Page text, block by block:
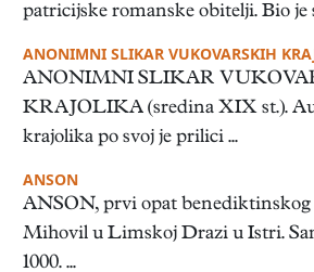
patricijske romanske obitelji. Bio je
ANONIMNI SLIKAR VUKOVARSKIH
ANONIMNI SLIKAR
KRAJOLIKA (sredina XIX st.).
krajolika po svoj je prilici ...
ANSON
ANSON, prvi opat benediktinskog
Mihovil u Limskoj Drazi u Istri.
1000. ...